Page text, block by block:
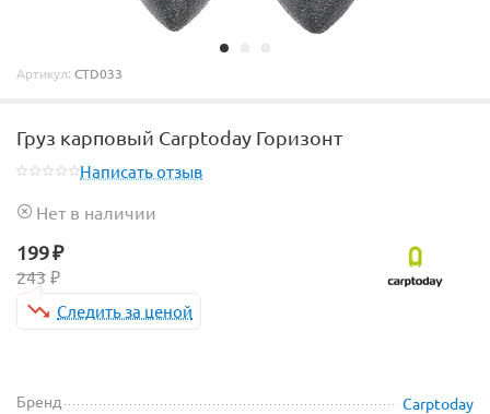
Артикул: CTD033
Груз карповый Carptoday Горизонт
Написать отзыв
Нет в наличии
199₽
243 ₽
Следить за ценой
Бренд
Carptoday